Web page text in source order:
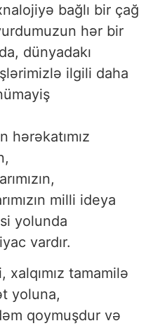
bağlı bir çağ
hər bir
dünyadakı
ilgili daha
hərəkatımız
milli ideya
yolunda
vardır.
tamamilə
yoluna,
qoymuşdur və